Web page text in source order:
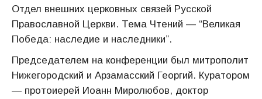
Отдел внешних церковных связей Русской
Православной Церкви. Тема Чтений — “Великая
Победа: наследие и наследники”.
Председателем на конференции был митрополит
Нижегородский и Арзамасский Георгий. Куратором
— протоиерей Иоанн Миролюбов, доктор